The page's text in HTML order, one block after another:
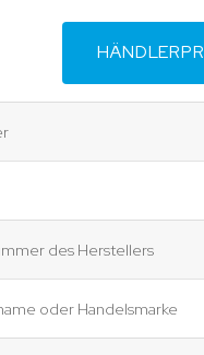
des Herstellers
oder Handelsmarke